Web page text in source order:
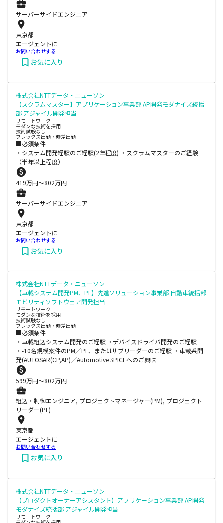
サーバーサイドエンジニア
東京都
エージェントに
お問い合わせする
お気に入り
株式会社NTTデータ・ニューソン
【スクラムマスター】アプリケーション事業部 AP開発モダナイズ統括
部 アジャイル開発担当
リモートワーク
モダンな技術を採用
技術試験なし
フレックス出勤・時差出勤
■必須条件
・システム開発経験のご経験(2年程度) ・スクラムマスターのご経験
（半年以上程度）
419万円〜802万円
サーバーサイドエンジニア
東京都
エージェントに
お問い合わせする
お気に入り
株式会社NTTデータ・ニューソン
【車載システム開発PM、PL】先進ソリューション事業部 自動車統括部
モビリティソフトウェア開発担当
リモートワーク
モダンな技術を採用
技術試験なし
フレックス出勤・時差出勤
■必須条件
・車載組込システム開発のご経験 ・デバイスドライバ開発のご経験
・-10名規模案件のPM／PL、またはサブリーダーのご経験 ・車載系開
発(AUTOSAR(CP,AP)／Automotive SPICEへのご興味
599万円〜802万円
組込・制御エンジニア, プロジェクトマネージャー(PM), プロジェクト
リーダー(PL)
東京都
エージェントに
お問い合わせする
お気に入り
株式会社NTTデータ・ニューソン
【プロダクトオーナーアシスタント】アプリケーション事業部 AP開発
モダナイズ統括部 アジャイル開発担当
リモートワーク